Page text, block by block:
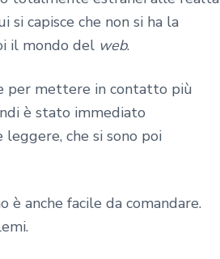
capisce che non si ha la
il mondo del web.
per mettere in contatto più
è stato immediato
che si sono poi
anche facile da comandare.